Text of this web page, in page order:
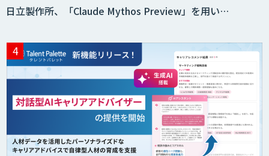
日立製作所、「Claude Mythos Preview」を用い…